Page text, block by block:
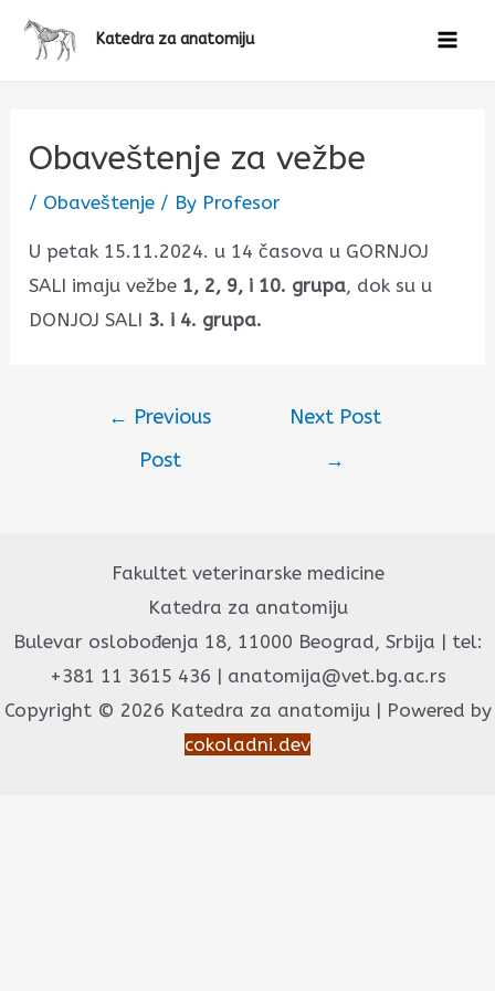
Katedra za anatomiju
Obaveštenje za vežbe
/ Obaveštenje / By Profesor
U petak 15.11.2024. u 14 časova u GORNJOJ
SALI imaju vežbe 1, 2, 9, i 10. grupa, dok su u
DONJOJ SALI 3. i 4. grupa.
← Previous
Post
Next Post
→
Fakultet veterinarske medicine
Katedra za anatomiju
Bulevar oslobođenja 18, 11000 Beograd, Srbija | tel:
+381 11 3615 436 | anatomija@vet.bg.ac.rs
Copyright © 2026 Katedra za anatomiju | Powered by
cokoladni.dev